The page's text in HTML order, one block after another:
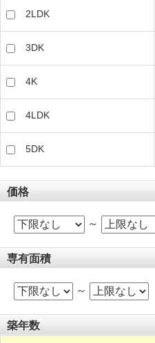
2LDK
3DK
4K
4LDK
5DK
価格
～
専有面積
～
築年数